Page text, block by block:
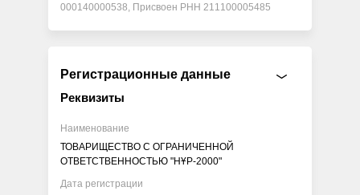
000140000538, Присвоен РНН 211100005485
Регистрационные данные
Реквизиты
Наименование
ТОВАРИЩЕСТВО С ОГРАНИЧЕННОЙ
ОТВЕТСТВЕННОСТЬЮ "НҰР-2000"
Дата регистрации